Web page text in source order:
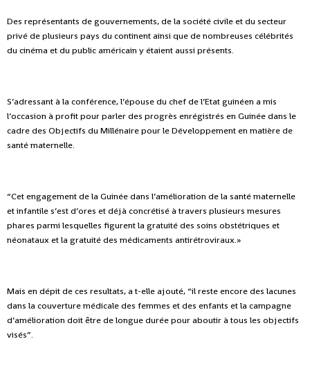
Des représentants de gouvernements, de la société civile et du secteur
privé de plusieurs pays du continent ainsi que de nombreuses célébrités
du cinéma et du public américain y étaient aussi présents.
S’adressant à la conférence, l’épouse du chef de l’Etat guinéen a mis
l’occasion à profit pour parler des progrès enrégistrés en Guinée dans le
cadre des Objectifs du Millénaire pour le Développement en matière de
santé maternelle.
“Cet engagement de la Guinée dans l’amélioration de la santé maternelle
et infantile s’est d’ores et déjà concrétisé à travers plusieurs mesures
phares parmi lesquelles figurent la gratuité des soins obstétriques et
néonataux et la gratuité des médicaments antirétroviraux.»
Mais en dépit de ces resultats, a t-elle ajouté, “il reste encore des lacunes
dans la couverture médicale des femmes et des enfants et la campagne
d’amélioration doit être de longue durée pour aboutir à tous les objectifs
visés”.